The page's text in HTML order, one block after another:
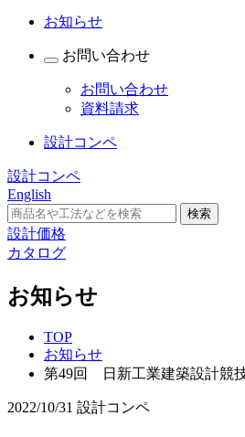
お知らせ
お問い合わせ
お問い合わせ
資料請求
設計コンペ
設計コンペ
English
設計価格
カタログ
お知らせ
TOP
お知らせ
第49回 日新工業建築設計競
2022/10/31 設計コンペ